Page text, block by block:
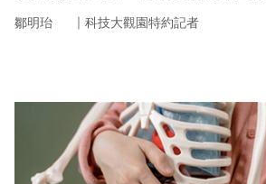
鄒明珆 ｜ 科技大觀園特約記者